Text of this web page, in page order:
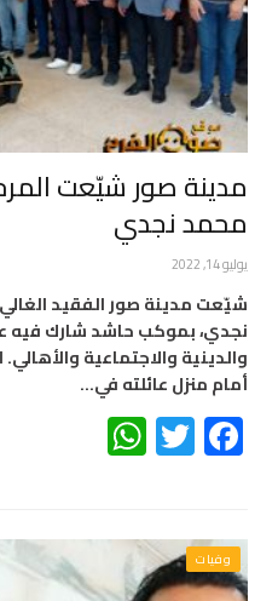
مدينة صور شيّعت
محمد نجدي
يوليو 14, 2022
شيّعت مدينة صور الفقيد
نجدي، بموكب حاشد شارك فيه
والدينية والاجتماعية
أمام منزل عائلته في…
Facebook
Twitter
وفيات